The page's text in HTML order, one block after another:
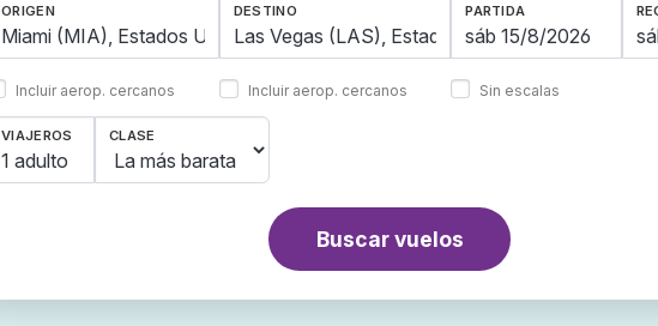
ORIGEN
Incluir aerop. cercanos
DESTINO
Incluir aerop. cercanos
PARTIDA
Sin escalas
VIAJEROS
1 adulto
CLASE
Buscar vuelos